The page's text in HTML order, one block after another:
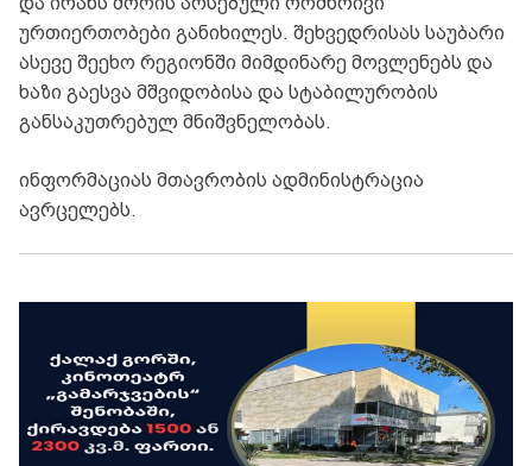
ურთიერთობები განიხილეს. შეხვედრისას საუბარი
ასევე შეეხო რეგიონში მიმდინარე მოვლენებს და
ხაზი გაესვა მშვიდობისა და სტაბილურობის
განსაკუთრებულ მნიშვნელობას.
ინფორმაციას მთავრობის ადმინისტრაცია
ავრცელებს.